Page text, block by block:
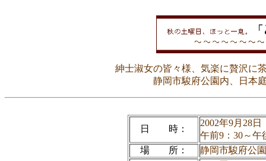
紳士淑女の皆々様、気楽に贅沢に
静岡市駿府公園内、日本
日 時：
2002年9月28
午前9：30～午
場 所：
静岡市駿府公